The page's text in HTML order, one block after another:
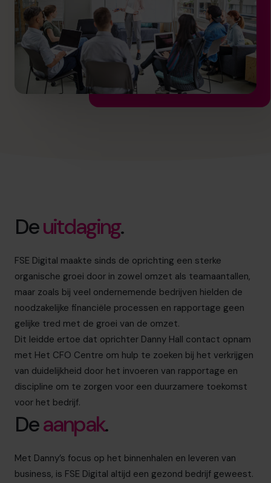
Deuitdaging.
FSE Digital maakte sinds de oprichting een sterke
organische groei door in zowel omzet als teamaantallen,
maar zoals bij veel ondernemende bedrijven hielden de
noodzakelijke financiële processen en rapportage geen
gelijke tred met de groei van de omzet.
Dit leidde ertoe dat oprichter Danny Hall contact opnam
met Het CFO Centre om hulp te zoeken bij het verkrijgen
van duidelijkheid door het invoeren van rapportage en
discipline om te zorgen voor een duurzamere toekomst
voor het bedrijf.
Deaanpak.
Met Danny’s focus op het binnenhalen en leveren van
business, is FSE Digital altijd een gezond bedrijf geweest.